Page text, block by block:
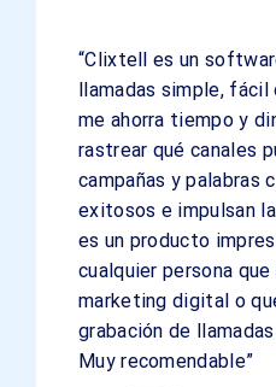
“Clixtell es un
llamadas simple, fácil
me ahorra tiempo y
rastrear qué canales
campañas y palabras
exitosos e impulsan
es un producto
cualquier persona
marketing digital o
grabación de
Muy recomendable”